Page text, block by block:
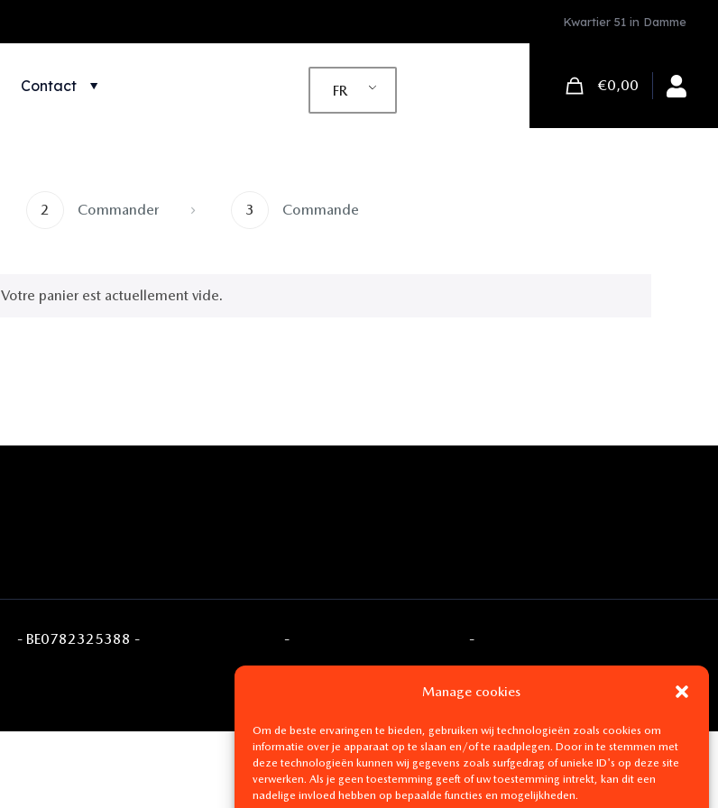
Manage cookies
Om de beste ervaringen te bieden, gebruiken wij technologieën zoals cookies om
informatie over je apparaat op te slaan en/of te raadplegen. Door in te stemmen met
deze technologieën kunnen wij gegevens zoals surfgedrag of unieke ID's op deze site
verwerken. Als je geen toestemming geeft of uw toestemming intrekt, kan dit een
nadelige invloed hebben op bepaalde functies en mogelijkheden.
Kwartier 51 in Damme
Contact FR €0,00
2 Commander 3 Commande
Votre panier est actuellement vide.
- BE0782325388 - - -